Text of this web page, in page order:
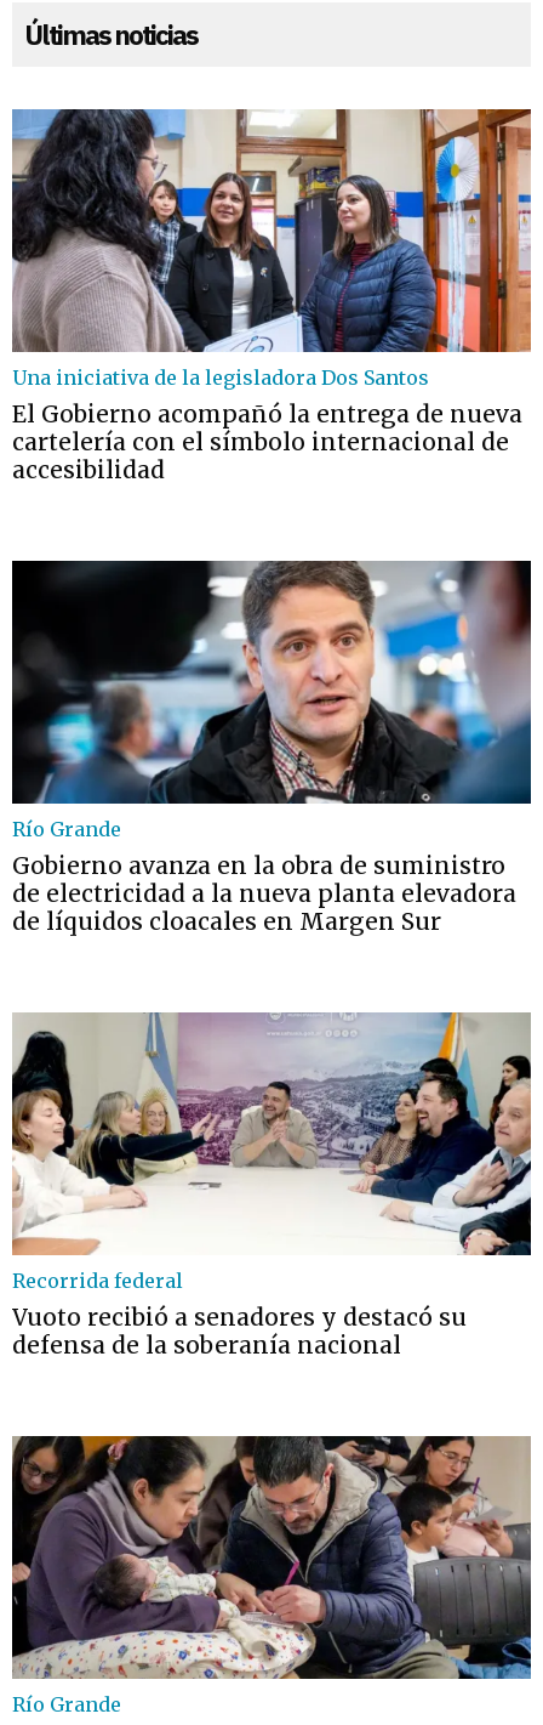
Últimas noticias
Una iniciativa de la legisladora Dos Santos
El Gobierno acompañó la entrega de nueva
cartelería con el símbolo internacional de
accesibilidad
Río Grande
Gobierno avanza en la obra de suministro
de electricidad a la nueva planta elevadora
de líquidos cloacales en Margen Sur
Recorrida federal
Vuoto recibió a senadores y destacó su
defensa de la soberanía nacional
Río Grande